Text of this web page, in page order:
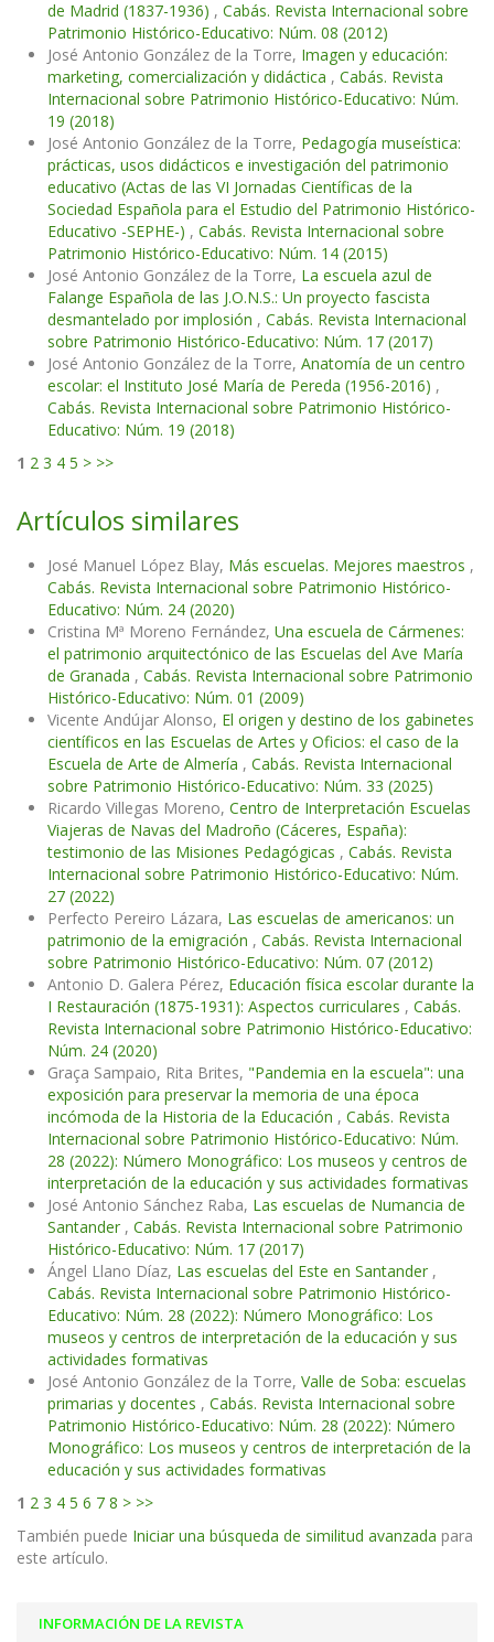
de Madrid (1837-1936) , Cabás. Revista Internacional sobre
Patrimonio Histórico-Educativo: Núm. 08 (2012)
José Antonio González de la Torre, Imagen y educación:
marketing, comercialización y didáctica , Cabás. Revista
Internacional sobre Patrimonio Histórico-Educativo: Núm.
19 (2018)
José Antonio González de la Torre, Pedagogía museística:
prácticas, usos didácticos e investigación del patrimonio
educativo (Actas de las VI Jornadas Científicas de la
Sociedad Española para el Estudio del Patrimonio Histórico-
Educativo -SEPHE-) , Cabás. Revista Internacional sobre
Patrimonio Histórico-Educativo: Núm. 14 (2015)
José Antonio González de la Torre, La escuela azul de
Falange Española de las J.O.N.S.: Un proyecto fascista
desmantelado por implosión , Cabás. Revista Internacional
sobre Patrimonio Histórico-Educativo: Núm. 17 (2017)
José Antonio González de la Torre, Anatomía de un centro
escolar: el Instituto José María de Pereda (1956-2016) ,
Cabás. Revista Internacional sobre Patrimonio Histórico-
Educativo: Núm. 19 (2018)
1 2 3 4 5 > >>
Artículos similares
José Manuel López Blay, Más escuelas. Mejores maestros ,
Cabás. Revista Internacional sobre Patrimonio Histórico-
Educativo: Núm. 24 (2020)
Cristina Mª Moreno Fernández, Una escuela de Cármenes:
el patrimonio arquitectónico de las Escuelas del Ave María
de Granada , Cabás. Revista Internacional sobre Patrimonio
Histórico-Educativo: Núm. 01 (2009)
Vicente Andújar Alonso, El origen y destino de los gabinetes
científicos en las Escuelas de Artes y Oficios: el caso de la
Escuela de Arte de Almería , Cabás. Revista Internacional
sobre Patrimonio Histórico-Educativo: Núm. 33 (2025)
Ricardo Villegas Moreno, Centro de Interpretación Escuelas
Viajeras de Navas del Madroño (Cáceres, España):
testimonio de las Misiones Pedagógicas , Cabás. Revista
Internacional sobre Patrimonio Histórico-Educativo: Núm.
27 (2022)
Perfecto Pereiro Lázara, Las escuelas de americanos: un
patrimonio de la emigración , Cabás. Revista Internacional
sobre Patrimonio Histórico-Educativo: Núm. 07 (2012)
Antonio D. Galera Pérez, Educación física escolar durante la
I Restauración (1875-1931): Aspectos curriculares , Cabás.
Revista Internacional sobre Patrimonio Histórico-Educativo:
Núm. 24 (2020)
Graça Sampaio, Rita Brites, "Pandemia en la escuela": una
exposición para preservar la memoria de una época
incómoda de la Historia de la Educación , Cabás. Revista
Internacional sobre Patrimonio Histórico-Educativo: Núm.
28 (2022): Número Monográfico: Los museos y centros de
interpretación de la educación y sus actividades formativas
José Antonio Sánchez Raba, Las escuelas de Numancia de
Santander , Cabás. Revista Internacional sobre Patrimonio
Histórico-Educativo: Núm. 17 (2017)
Ángel Llano Díaz, Las escuelas del Este en Santander ,
Cabás. Revista Internacional sobre Patrimonio Histórico-
Educativo: Núm. 28 (2022): Número Monográfico: Los
museos y centros de interpretación de la educación y sus
actividades formativas
José Antonio González de la Torre, Valle de Soba: escuelas
primarias y docentes , Cabás. Revista Internacional sobre
Patrimonio Histórico-Educativo: Núm. 28 (2022): Número
Monográfico: Los museos y centros de interpretación de la
educación y sus actividades formativas
1 2 3 4 5 6 7 8 > >>
También puede Iniciar una búsqueda de similitud avanzada para
este artículo.
INFORMACIÓN DE LA REVISTA